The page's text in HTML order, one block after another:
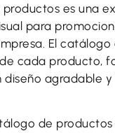
es una
para
El
cada producto,
diseño agradable
de